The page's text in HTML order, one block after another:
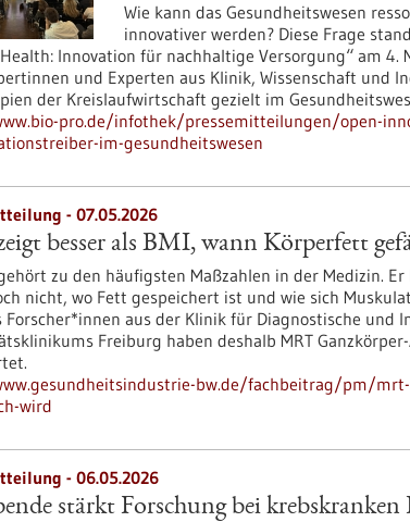
Wie kann das Gesundheitswesen
innovativer werden? Diese Frage
Innovation für nachhaltige Versorgung“ am 4.
und Experten aus Klinik, Wissenschaft und
der Kreislaufwirtschaft gezielt im
pro.de/infothek/pressemitteilungen/open-
im-gesundheitswesen
- 07.05.2026
besser als BMI, wann Körperfett
zu den häufigsten Maßzahlen in der Medizin.
nicht, wo Fett gespeichert ist und wie sich
Forscher*innen aus der Klinik für Diagnostische und
Freiburg haben deshalb MRT
bw.de/fachbeitrag/pm/
wird
- 06.05.2026
stärkt Forschung bei